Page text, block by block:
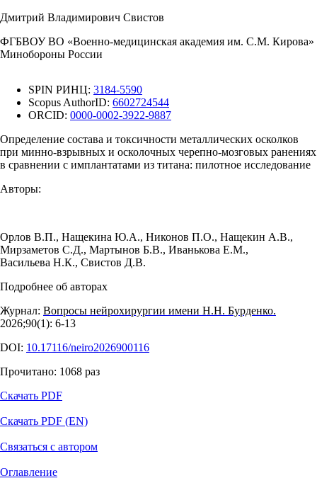
Дмитрий Владимирович Свистов
ФГБВОУ ВО «Военно-медицинская академия им. С.М. Кирова»
Минобороны России
SPIN РИНЦ: 3184-5590
Scopus AuthorID: 6602724544
ORCID: 0000-0002-3922-9887
Определение состава и токсичности металлических осколков
при минно-взрывных и осколочных черепно-мозговых ранениях
в сравнении с имплантатами из титана: пилотное исследование
Авторы:
Орлов В.П., Нащекина Ю.А., Никонов П.О., Нащекин А.В.,
Мирзаметов С.Д., Мартынов Б.В., Иванькова Е.М.,
Васильева Н.К., Свистов Д.В.
Подробнее об авторах
Журнал: Вопросы нейрохирургии имени Н.Н. Бурденко.
2026;90(1): 6‑13
DOI: 10.17116/neiro2026900116
Прочитано: 1068 раз
Скачать PDF
Скачать PDF (EN)
Связаться с автором
Оглавление